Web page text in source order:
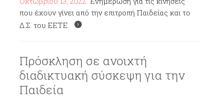
που έχουν γίνει από την επιτροπή Παιδείας και το
Δ.Σ. του ΕΕΤΕ
Πρόσκληση σε ανοιχτή
διαδικτυακή σύσκεψη για την
Παιδεία